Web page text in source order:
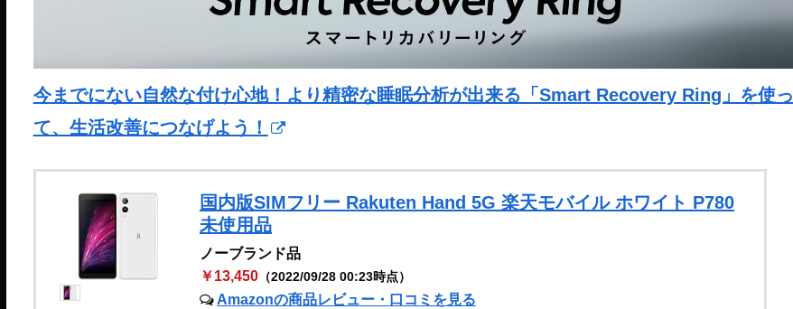
今までにない自然な付け心地！より精密な睡眠分析が出来る「Smart Recovery Ring」を使っ
て、生活改善につなげよう！
国内版SIMフリー Rakuten Hand 5G 楽天モバイル ホワイト P780
未使用品
ノーブランド品
￥13,450（2022/09/28 00:23時点）
Amazonの商品レビュー・口コミを見る